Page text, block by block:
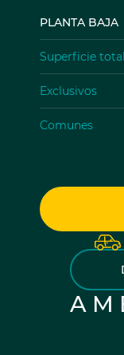
PLANTA BAJA
Superficie total
Exclusivos
Comunes